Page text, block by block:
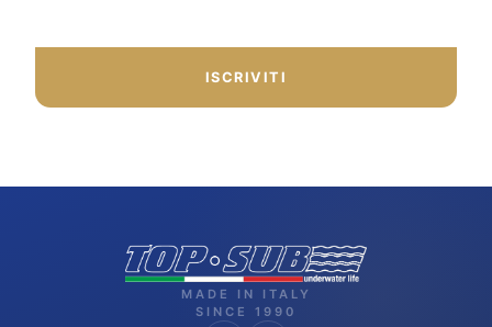
ISCRIVITI
MADE IN ITALY
SINCE 1990